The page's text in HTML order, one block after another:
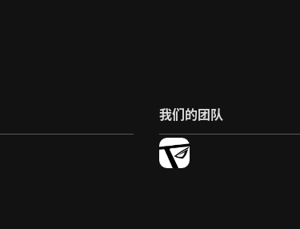
我们的团队